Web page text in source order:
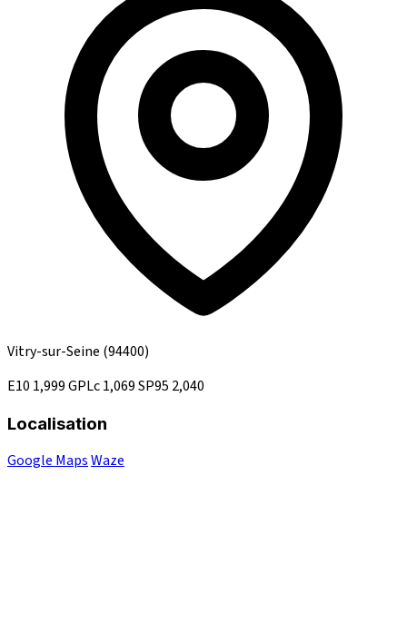
Vitry-sur-Seine (94400)
E10 1,999GPLc1,069SP95 2,040
Localisation
Google MapsWaze